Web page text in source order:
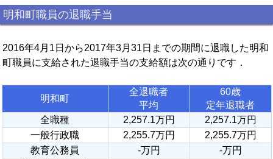
明和町職員の退職手当
2016年4月1日から2017年3月31日までの期間に退職した明和
町職員に支給された退職手当の支給額は次の通りです．
明和町
全退職者
平均
60歳
定年退職者
全職種
2,257.1万円
2,257.1万円
一般行政職
2,255.7万円
2,255.7万円
教育公務員
-万円
-万円